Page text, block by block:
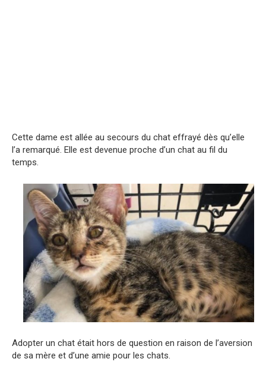
Cette dame est allée au secours du chat effrayé dès qu’elle
l’a remarqué. Elle est devenue proche d’un chat au fil du
temps.
Adopter un chat était hors de question en raison de l’aversion
de sa mère et d’une amie pour les chats.